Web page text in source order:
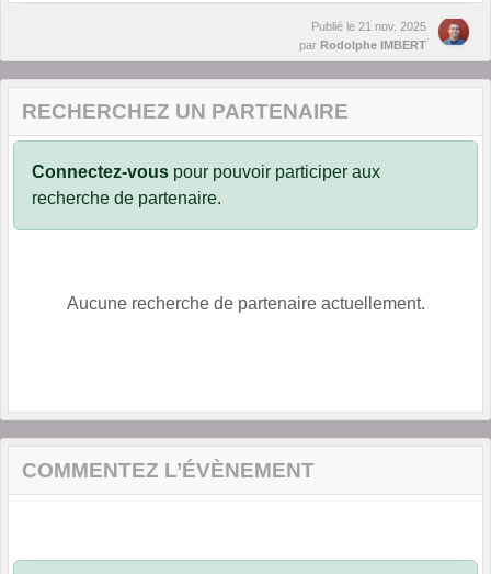
Publié le 21 nov. 2025
par Rodolphe IMBERT
RECHERCHEZ UN PARTENAIRE
Connectez-vous pour pouvoir participer aux
recherche de partenaire.
Aucune recherche de partenaire actuellement.
COMMENTEZ L’ÉVÈNEMENT